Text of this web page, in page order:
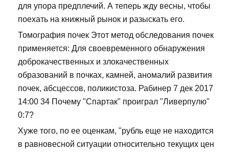
для упора предплечий. А теперь жду весны, чтобы
поехать на книжный рынок и разыскать его.
Томография почек Этот метод обследования почек
применяется: Для своевременного обнаружения
доброкачественных и злокачественных
образований в почках, камней, аномалий развития
почек, абсцессов, поликистоза. Рабинер 7 дек 2017
14:00 34 Почему "Спартак" проиграл "Ливерпулю"
0:7?
Хуже того, по ее оценкам, "рубль еще не находится
в равновесной ситуации относительно текущих цен